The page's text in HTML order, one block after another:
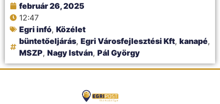
február 26, 2025
12:47
Egri infó, Közélet
büntetőeljárás, Egri Városfejlesztési Kft, kanapé,
MSZP, Nagy István, Pál György